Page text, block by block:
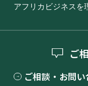
アフリカビジネスを
ご
ご相談・お問